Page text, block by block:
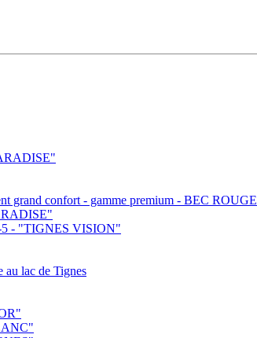
grand confort - gamme premium - BEC ROUGE
- "TIGNES VISION"
au lac de Tignes